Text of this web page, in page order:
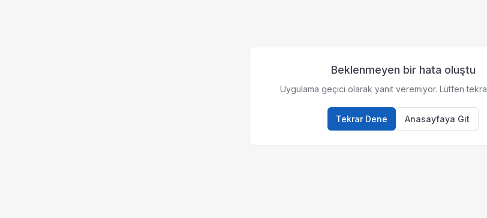
Beklenmeyen bir hata oluştu
Uygulama geçici olarak yanıt veremiyor. Lütfen
Tekrar Dene Anasayfaya Git